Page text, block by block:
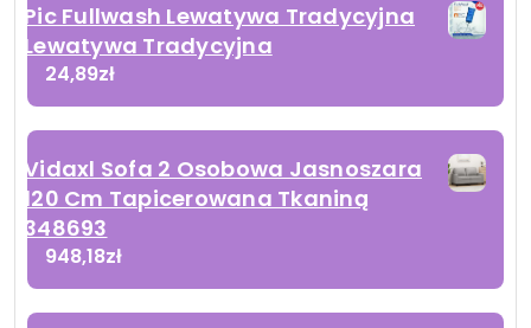
Pic Fullwash Lewatywa Tradycyjna
Lewatywa Tradycyjna
24,89zł
Vidaxl Sofa 2 Osobowa Jasnoszara
120 Cm Tapicerowana Tkaniną
348693
948,18zł